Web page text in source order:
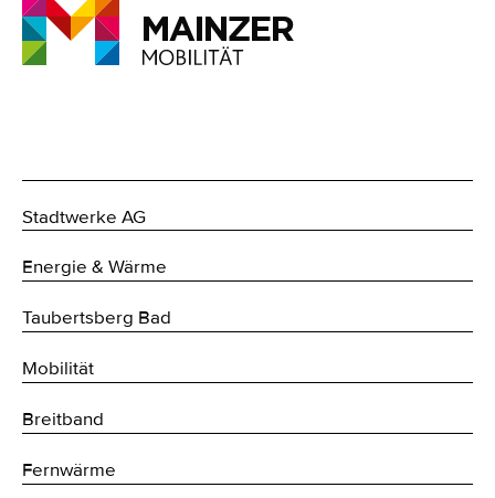
Stadtwerke AG
Energie & Wärme
Taubertsberg Bad
Mobilität
Breitband
Fernwärme